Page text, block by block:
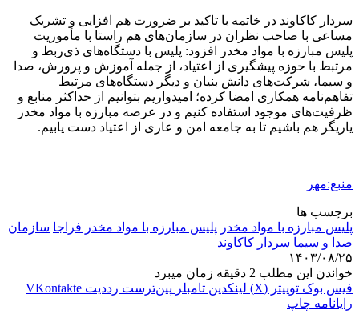
سردار کاکاوند در خاتمه با تاکید بر ضرورت هم افزایی و تشریک
مساعی با صاحب نظران در سازمان‌های هم راستا با مأموریت
پلیس مبارزه با مواد مخدر افزود: پلیس با دستگاه‌های ذی‌ربط و
مرتبط با حوزه پیشگیری از اعتیاد، از جمله آموزش و پرورش، صدا
و سیما، شرکت‌های دانش بنیان و دیگر دستگاه‌های مرتبط
تفاهم‌نامه همکاری امضا کرده؛ امیدواریم بتوانیم از حداکثر منابع و
ظرفیت‌های موجود استفاده کنیم و در عرصه مبارزه با مواد مخدر
یاریگر هم باشیم تا به جامعه امن و عاری از اعتیاد دست یابیم.
منبع:مهر
برچسب ها
پلیس مبارزه با مواد مخدر پلیس مبارزه با مواد مخدر فراجا سازمان
صدا و سیما سردار کاکاوند
۱۴۰۳/۰۸/۲۵
خواندن این مطلب 2 دقیقه زمان میبرد
فیس بوک توییتر (X) لینکدین ‫تامبلر ‫پین‌ترست ‫رددیت ‫VKontakte
رایانامه چاپ